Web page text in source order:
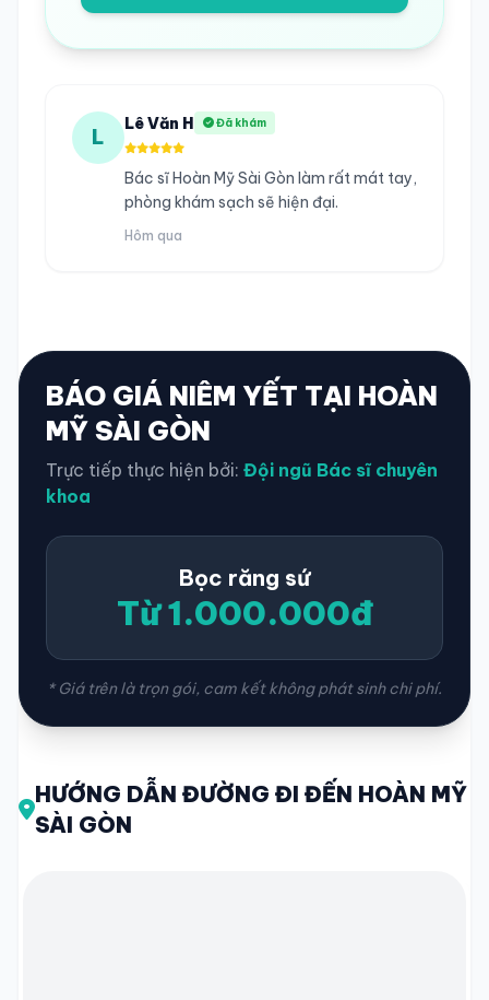
L
Lê Văn H Đã khám
Bác sĩ Hoàn Mỹ Sài Gòn làm rất mát tay,
phòng khám sạch sẽ hiện đại.
Hôm qua
BÁO GIÁ NIÊM YẾT TẠI HOÀN
MỸ SÀI GÒN
Trực tiếp thực hiện bởi: Đội ngũ Bác sĩ chuyên
khoa
Bọc răng sứ
Từ 1.000.000đ
* Giá trên là trọn gói, cam kết không phát sinh chi phí.
HƯỚNG DẪN ĐƯỜNG ĐI ĐẾN HOÀN MỸ
SÀI GÒN